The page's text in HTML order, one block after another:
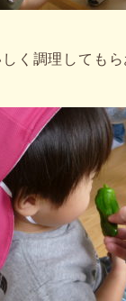
く調理しても